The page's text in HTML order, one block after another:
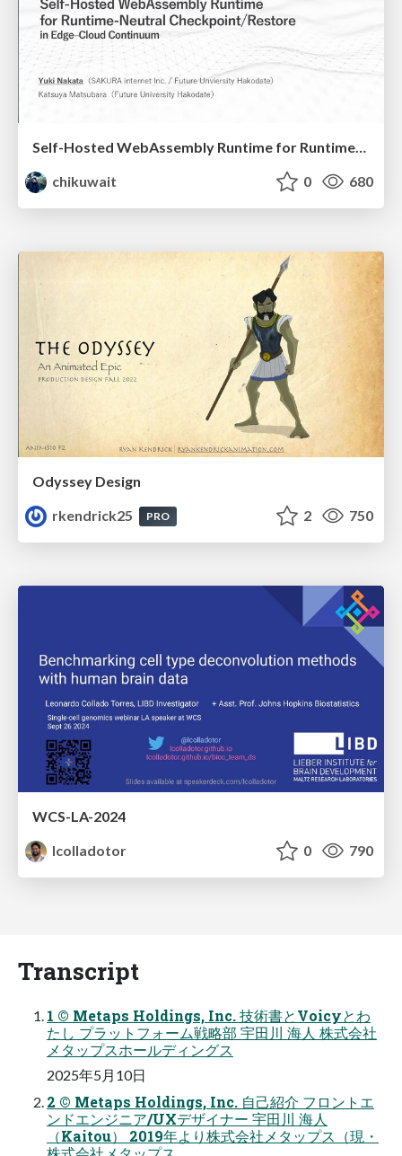
Self-Hosted WebAssembly Runtime for Runtime-Neutral Checkpoint/Restore in Edge–Cloud Continuum
chikuwait
0 680
Odyssey Design
rkendrick25
PRO 2 750
WCS-LA-2024
lcolladotor
0 790
Transcript
1 © Metaps Holdings, Inc. 技術書とVoicyとわ
たし プラットフォーム戦略部 宇田川 海人 株式会社
メタップスホールディングス
2025年5月10日
2 © Metaps Holdings, Inc. 自己紹介 フロントエ
ンドエンジニア/UXデザイナー 宇田川 海人
（Kaitou） 2019年より株式会社メタップス（現・